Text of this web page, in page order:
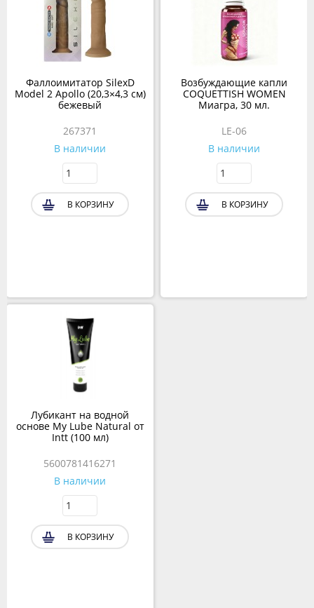
Фаллоимитатор SilexD
Model 2 Apollo (20,3×4,3 см)
бежевый
267371
В наличии
В КОРЗИНУ
Лубикант на водной
основе My Lube Natural от
Intt (100 мл)
5600781416271
В наличии
В КОРЗИНУ
Возбуждающие капли
COQUETTISH WOMEN
Миагра, 30 мл.
LE-06
В наличии
В КОРЗИНУ